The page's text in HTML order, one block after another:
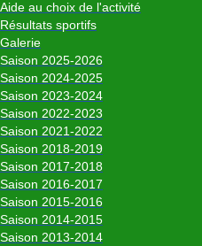
Aide au choix de l'activité
Résultats sportifs
Galerie
Saison 2025-2026
Saison 2024-2025
Saison 2023-2024
Saison 2022-2023
Saison 2021-2022
Saison 2018-2019
Saison 2017-2018
Saison 2016-2017
Saison 2015-2016
Saison 2014-2015
Saison 2013-2014